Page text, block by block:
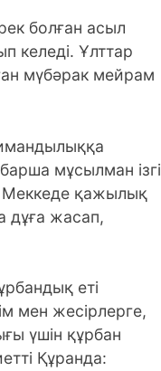
болған асыл
келеді. Ұлттар
мүбәрак мейрам
мұсылман ізгі
Меккеде қажылық
дұға жасап,
еті
мен жесірлерге,
үшін құрбан
Құранда: